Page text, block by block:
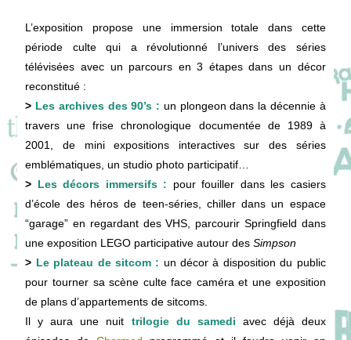
L’exposition propose une immersion totale dans cette
période culte qui a révolutionné l’univers des séries
télévisées avec un parcours en 3 étapes dans un décor
reconstitué :
> Les archives des 90’s : un plongeon dans la décennie à
travers une frise chronologique documentée de 1989 à
2001, de mini expositions interactives sur des séries
emblématiques, un studio photo participatif…
> Les décors immersifs : pour fouiller dans les casiers
d’école des héros de teen-séries, chiller dans un espace
“garage” en regardant des VHS, parcourir Springfield dans
une exposition LEGO participative autour desSimpson
> Le plateau de sitcom : un décor à disposition du public
pour tourner sa scène culte face caméra et une exposition
de plans d’appartements de sitcoms.
Il y aura une nuit trilogie du samedi
avec déjà deux